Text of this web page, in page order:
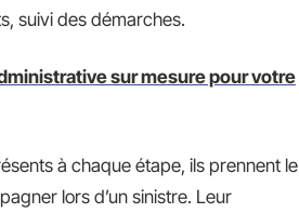
suivi des démarches.
sur mesure pour votre
à chaque étape, ils prennent le
lors d’un sinistre. Leur